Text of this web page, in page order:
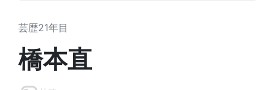
芸歴21年目
橋本直